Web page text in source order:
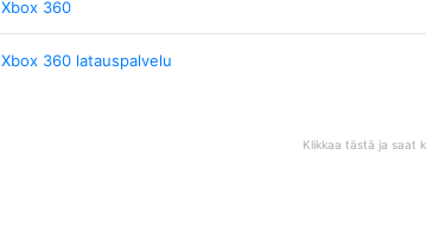
Xbox 360
Xbox 360 latauspalvelu
Klikkaa tästä ja saat